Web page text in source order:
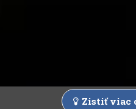
Zistiť viac